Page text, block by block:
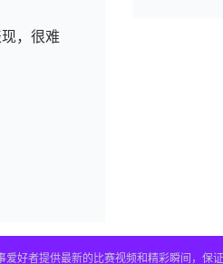
，很难
好者提供最新的比赛视频和精彩瞬间，保